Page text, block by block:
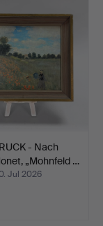
- Nach
„Mohnfeld …
Jul 2026